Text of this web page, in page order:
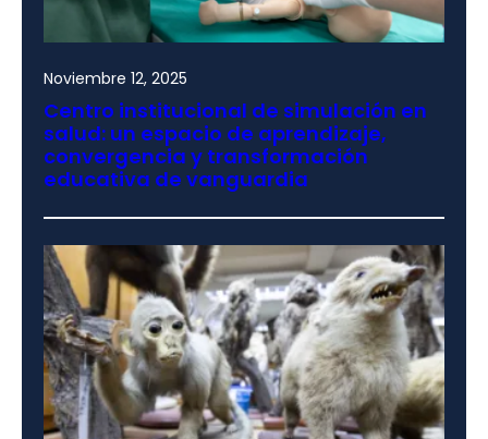
Noviembre 12, 2025
Centro institucional de simulación en
salud: un espacio de aprendizaje,
convergencia y transformación
educativa de vanguardia